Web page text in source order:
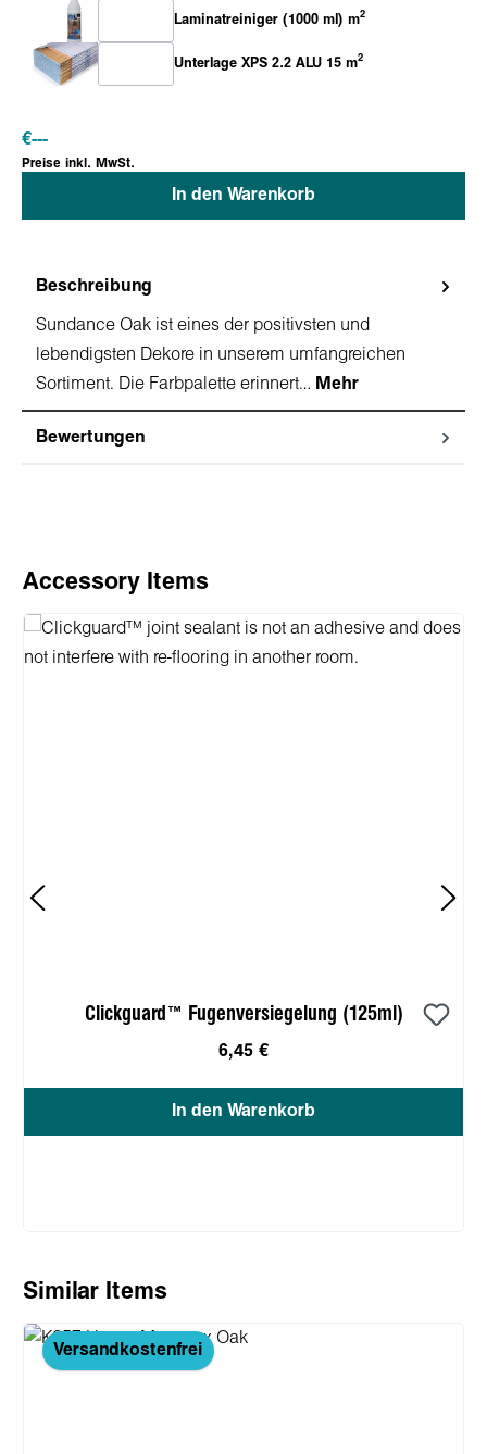
Laminatreiniger (1000 ml) m2
Unterlage XPS 2.2 ALU 15 m2
€---
Preise inkl. MwSt.
In den Warenkorb
Beschreibung
Sundance Oak ist eines der positivsten und
lebendigsten Dekore in unserem umfangreichen
Sortiment. Die Farbpalette erinnert… Mehr
Bewertungen
Produktgalerie überspringen
Accessory Items
Clickguard™ Fugenversiegelung (125ml)
6,45 €
In den Warenkorb
Produktgalerie überspringen
Similar Items
Versandkostenfrei